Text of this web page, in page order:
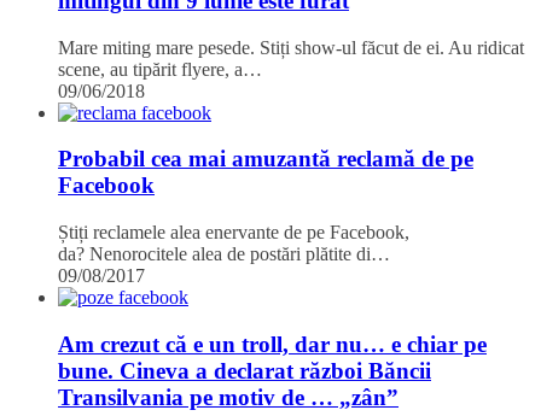
Mare miting mare pesede. Stiți show-ul făcut de ei. Au ridicat
scene, au tipărit flyere, a…
09/06/2018
Probabil cea mai amuzantă reclamă de pe
Facebook
Știți reclamele alea enervante de pe Facebook,
da? Nenorocitele alea de postări plătite di…
09/08/2017
Am crezut că e un troll, dar nu… e chiar pe
bune. Cineva a declarat război Băncii
Transilvania pe motiv de … „zân”